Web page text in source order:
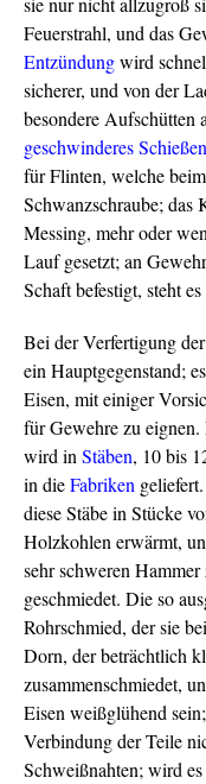
Feuerstrahl, und das
Entzündungwird
sicherer, und von der
besondere Aufschütten
geschwinderesSchießen
für Flinten, welche beim
Schwanzschraube; das
Messing, mehr oder
Lauf gesetzt; an
Schaft befestigt, steht
Bei der Verfertigung
ein Hauptgegenstand;
Eisen, mit einiger
für Gewehre zu eignen.
wird in Stäben, 10 bis
in dieFabriken
diese Stäbe in Stücke
Holzkohlen erwärmt,
sehr schweren
geschmiedet. Die so
Rohrschmied, der sie
Dorn, der beträchtlich
zusammenschmiedet,
Eisen weißglühend
Verbindung der Teile
Schweißnahten; wird